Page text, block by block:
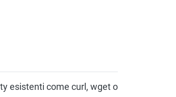
esistenti come curl, wget o